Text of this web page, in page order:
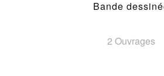
Bande
2 Ouvrages